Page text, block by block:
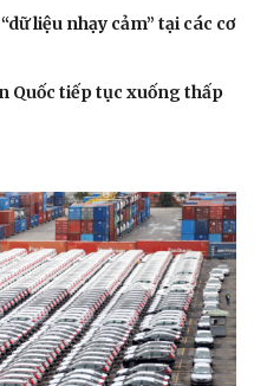
liệu nhạy cảm” tại các cơ
Quốc tiếp tục xuống thấp